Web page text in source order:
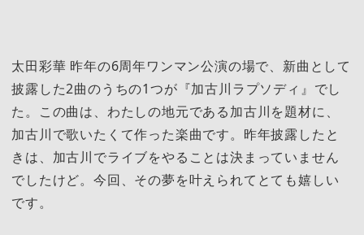
太田彩華 昨年の6周年ワンマン公演の場で、新曲として
披露した2曲のうちの1つが『加古川ラプソディ』でし
た。この曲は、わたしの地元である加古川を題材に、
加古川で歌いたくて作った楽曲です。昨年披露したと
きは、加古川でライブをやることは決まっていません
でしたけど。今回、その夢を叶えられてとても嬉しい
です。